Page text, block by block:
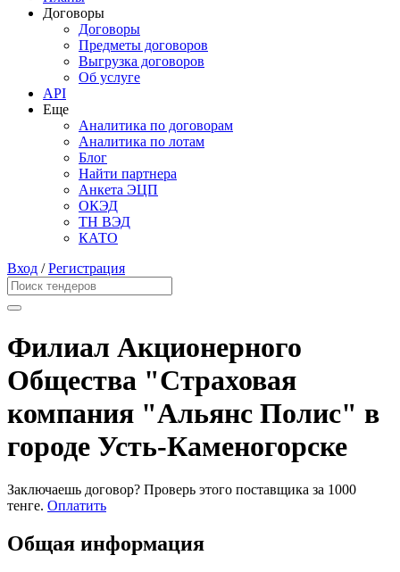
Договоры
Договоры
Предметы договоров
Выгрузка договоров
Об услуге
API
Еще
Аналитика по договорам
Аналитика по лотам
Блог
Найти партнера
Анкета ЭЦП
ОКЭД
ТН ВЭД
КАТО
Вход /Регистрация
Филиал Акционерного
Общества "Страховая
компания "Альянс Полис" в
городе Усть-Каменогорске
Заключаешь договор? Проверь этого поставщика за 1000
тенге. Оплатить
Общая информация